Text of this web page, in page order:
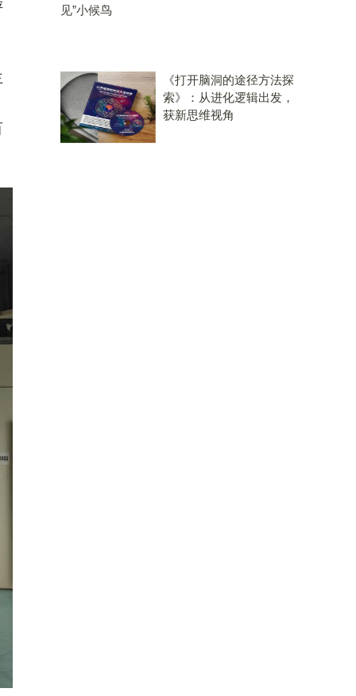
《打开脑洞的途径方法探
索》：从进化逻辑出发，
获新思维视角